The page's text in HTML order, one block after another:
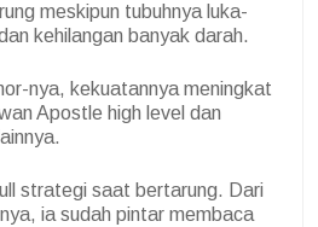
meskipun tubuhnya luka-
kehilangan banyak darah.
nya, kekuatannya meningkat
Apostle high level dan
strategi saat bertarung. Dari
ia sudah pintar membaca